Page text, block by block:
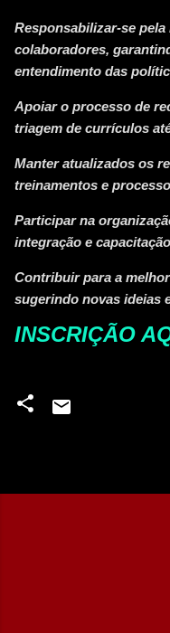
Responsabilizar-se
colaboradores,
entendimento das
Apoiar o processo de
triagem de currículos
Manter atualizados os
treinamentos e
Participar na
integração e
Contribuir para a
sugerindo novas ideias
INSCRIÇÃO